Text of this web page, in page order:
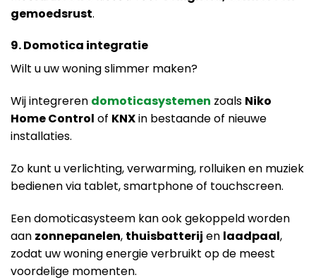
gemoedsrust.
9. Domotica integratie
Wilt u uw woning slimmer maken?
Wij integreren domoticasystemen zoals Niko
Home Control of KNXin bestaande of nieuwe
installaties.
Zo kunt u verlichting, verwarming, rolluiken en muziek
bedienen via tablet, smartphone of touchscreen.
Een domoticasysteem kan ook gekoppeld worden
aan zonnepanelen, thuisbatterij en laadpaal,
zodat uw woning energie verbruikt op de meest
voordelige momenten.